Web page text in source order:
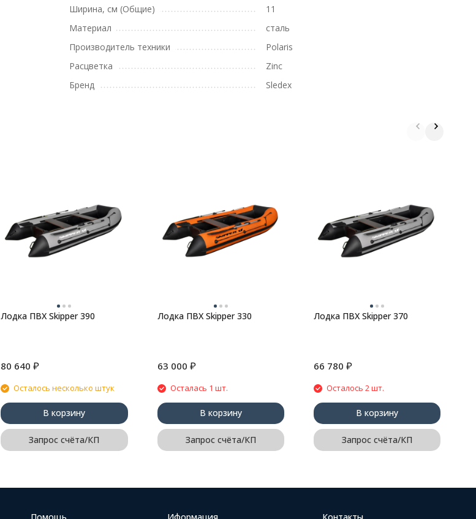
Ширина, см (Общие)
11
Материал
сталь
Производитель техники
Polaris
Расцветка
Zinc
Бренд
Sledex
Лодка ПВХ Skipper 390
80 640 ₽
Осталось несколько штук
В корзину
Запрос счёта/КП
Лодка ПВХ Skipper 330
63 000 ₽
Осталась 1 шт.
В корзину
Запрос счёта/КП
Лодка ПВХ Skipper 370
66 780 ₽
Осталось 2 шт.
В корзину
Запрос счёта/КП